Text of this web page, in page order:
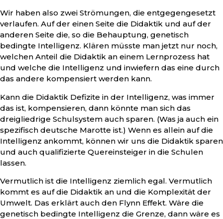
Wir haben also zwei Strömungen, die entgegengesetzt
verlaufen. Auf der einen Seite die Didaktik und auf der
anderen Seite die, so die Behauptung, genetisch
bedingte Intelligenz. Klären müsste man jetzt nur noch,
welchen Anteil die Didaktik an einem Lernprozess hat
und welche die Intelligenz und inwiefern das eine durch
das andere kompensiert werden kann.
Kann die Didaktik Defizite in der Intelligenz, was immer
das ist, kompensieren, dann könnte man sich das
dreigliedrige Schulsystem auch sparen. (Was ja auch ein
spezifisch deutsche Marotte ist.) Wenn es allein auf die
Intelligenz ankommt, können wir uns die Didaktik sparen
und auch qualifizierte Quereinsteiger in die Schulen
lassen.
Vermutlich ist die Intelligenz ziemlich egal. Vermutlich
kommt es auf die Didaktik an und die Komplexität der
Umwelt. Das erklärt auch den Flynn Effekt. Wäre die
genetisch bedingte Intelligenz die Grenze, dann wäre es